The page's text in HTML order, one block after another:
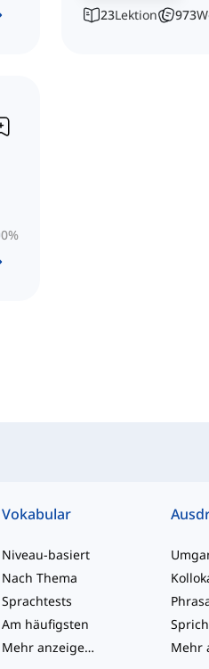
23Lektion 973
0%
Vokabular
Niveau-basiert
Nach Thema
Sprachtests
Am häufigsten
Mehr anzeigen...